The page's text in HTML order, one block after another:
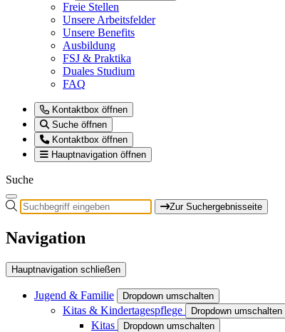
Freie Stellen
Unsere Arbeitsfelder
Unsere Benefits
Ausbildung
FSJ & Praktika
Duales Studium
FAQ
Kontaktbox öffnen
Suche öffnen
Kontaktbox öffnen
Hauptnavigation öffnen
Suche
Zur Suchergebnisseite
Navigation
Hauptnavigation schließen
Jugend & Familie Dropdown umschalten
Kitas & Kindertagespflege Dropdown umschalten
Kitas Dropdown umschalten